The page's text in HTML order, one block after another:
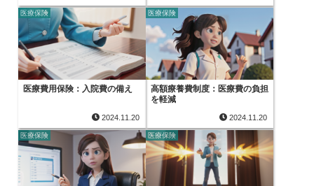
医療保険
医療費用保険：入院費の備え
2024.11.20
医療保険
高額療養費制度：医療費の負担
を軽減
2024.11.20
医療保険 医療保険